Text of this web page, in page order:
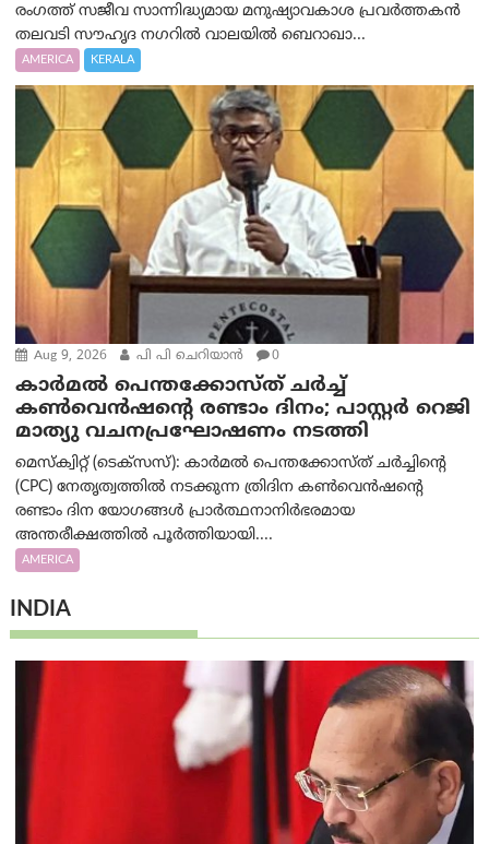
രംഗത്ത് സജീവ സാന്നിദ്ധ്യമായ മനുഷ്യാവകാശ പ്രവർത്തകൻ
തലവടി സൗഹൃദ നഗറിൽ വാലയിൽ ബെറാഖാ...
AMERICA KERALA
Aug 9, 2026 പി പി ചെറിയാൻ 0
കാർമൽ പെന്തക്കോസ്ത് ചർച്ച്
കൺവെൻഷന്റെ രണ്ടാം ദിനം; പാസ്റ്റർ റെജി
മാത്യു വചനപ്രഘോഷണം നടത്തി
മെസ്‌ക്വിറ്റ് (ടെക്സസ്): കാർമൽ പെന്തക്കോസ്ത് ചർച്ചിന്റെ
(CPC) നേതൃത്വത്തിൽ നടക്കുന്ന ത്രിദിന കൺവെൻഷന്റെ
രണ്ടാം ദിന യോഗങ്ങൾ പ്രാർത്ഥനാനിർഭരമായ
അന്തരീക്ഷത്തിൽ പൂർത്തിയായി....
AMERICA
INDIA